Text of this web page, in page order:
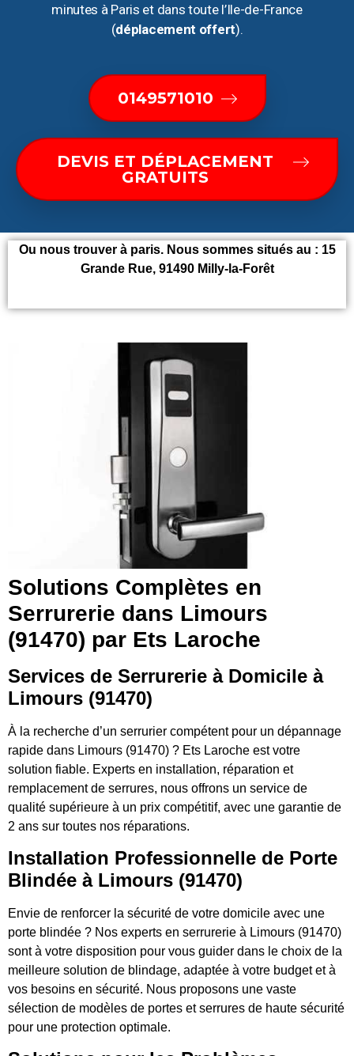
minutes à Paris et dans toute l’Ile-de-France
(déplacement offert).
0149571010
DEVIS ET DÉPLACEMENT
GRATUITS
Ou nous trouver à paris. Nous sommes situés au : 15
Grande Rue, 91490 Milly-la-Forêt
Solutions Complètes en
Serrurerie dans Limours
(91470) par Ets Laroche
Services de Serrurerie à Domicile à
Limours (91470)
À la recherche d’un serrurier compétent pour un dépannage
rapide dans Limours (91470) ? Ets Laroche est votre
solution fiable. Experts en installation, réparation et
remplacement de serrures, nous offrons un service de
qualité supérieure à un prix compétitif, avec une garantie de
2 ans sur toutes nos réparations.
Installation Professionnelle de Porte
Blindée à Limours (91470)
Envie de renforcer la sécurité de votre domicile avec une
porte blindée ? Nos experts en serrurerie à Limours (91470)
sont à votre disposition pour vous guider dans le choix de la
meilleure solution de blindage, adaptée à votre budget et à
vos besoins en sécurité. Nous proposons une vaste
sélection de modèles de portes et serrures de haute sécurité
pour une protection optimale.